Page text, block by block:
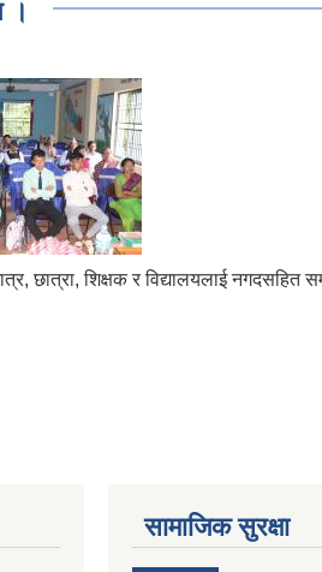
।
छात्रा, शिक्षक र विद्यालयलाई नगदसहित
सामाजिक सुरक्षा